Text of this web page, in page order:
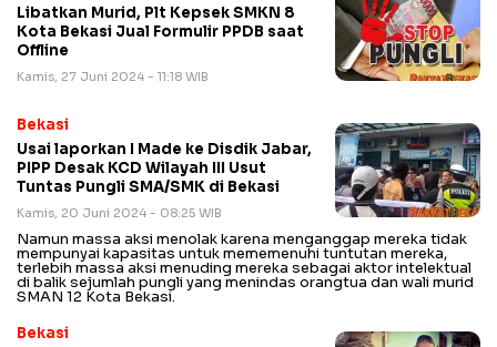
Libatkan Murid, Plt Kepsek SMKN 8
Kota Bekasi Jual Formulir PPDB saat
Offline
Kamis, 27 Juni 2024 - 11:18 WIB
Bekasi
Usai laporkan I Made ke Disdik Jabar,
PIPP Desak KCD Wilayah III Usut
Tuntas Pungli SMA/SMK di Bekasi
Kamis, 20 Juni 2024 - 08:25 WIB
Namun massa aksi menolak karena menganggap mereka tidak
mempunyai kapasitas untuk mememenuhi tuntutan mereka,
terlebih massa aksi menuding mereka sebagai aktor intelektual
di balik sejumlah pungli yang menindas orangtua dan wali murid
SMAN 12 Kota Bekasi.
Bekasi